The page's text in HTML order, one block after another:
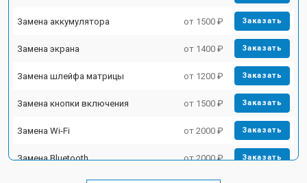
Замена аккумулятора от 1500 ₽ Заказать
Замена экрана от 1400 ₽ Заказать
Замена шлейфа матрицы от 1200 ₽ Заказать
Замена кнопки включения от 1500 ₽ Заказать
Замена Wi-Fi от 2000 ₽ Заказать
Замена Bluetooth от 2000 ₽ Заказать